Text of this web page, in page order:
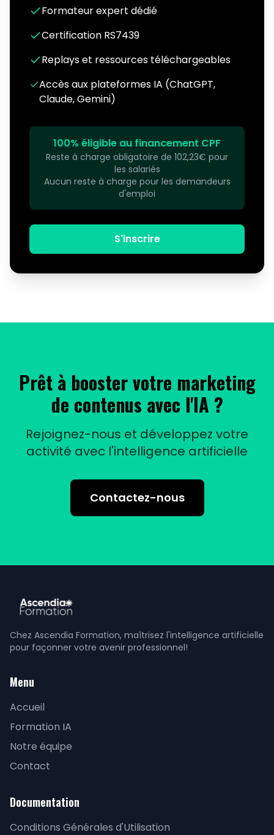
Formateur expert dédié
Certification RS7439
Replays et ressources téléchargeables
Accès aux plateformes IA (ChatGPT,
Claude, Gemini)
100% éligible au financement CPF
Reste à charge obligatoire de 102,23€ pour
les salariés
Aucun reste à charge pour les demandeurs
d'emploi
S'inscrire
Prêt à booster votre marketing
de contenus avec l'IA ?
Rejoignez-nous et développez votre
activité avec l'intelligence artificielle
Contactez-nous
Chez Ascendia Formation, maîtrisez l'intelligence artificielle
pour façonner votre avenir professionnel!
Menu
Accueil
Formation IA
Notre équipe
Contact
Documentation
Conditions Générales d'Utilisation